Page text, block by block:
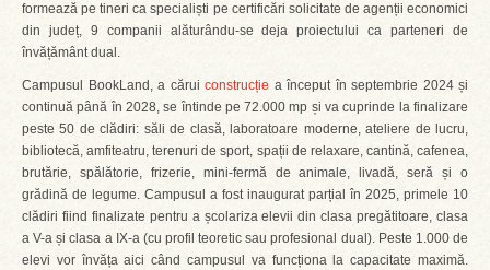
formează pe tineri ca specialiști pe certificări solicitate de agenții economici
din județ, 9 companii alăturându-se deja proiectului ca parteneri de
învățământ dual.
Campusul BookLand, a cărui construcție a început în septembrie 2024 și
continuă până în 2028, se întinde pe 72.000 mp și va cuprinde la finalizare
peste 50 de clădiri: săli de clasă, laboratoare moderne, ateliere de lucru,
bibliotecă, amfiteatru, terenuri de sport, spații de relaxare, cantină, cafenea,
brutărie, spălătorie, frizerie, mini-fermă de animale, livadă, seră și o
grădină de legume. Campusul a fost inaugurat parțial în 2025, primele 10
clădiri fiind finalizate pentru a școlariza elevii din clasa pregătitoare, clasa
a V-a și clasa a IX-a (cu profil teoretic sau profesional dual). Peste 1.000 de
elevi vor învăța aici când campusul va funcționa la capacitate maximă.